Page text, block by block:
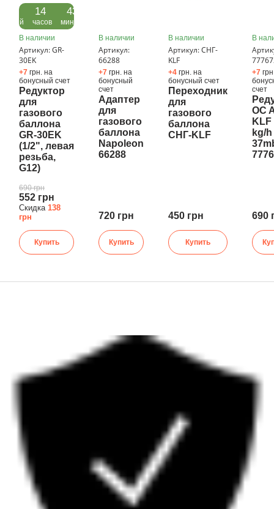
05
дней
14
часов
43
минуты
В наличии
Артикул: GR-
30EK
+7грн. на
бонусный счет
Редуктор
для
газового
баллона
GR-30EK
(1/2", левая
резьба,
G12)
690 грн
552 грн
Скидка138
грн
Купить
В наличии
Артикул:
66288
+7грн. на
бонусный
счет
Адаптер
для
газового
баллона
Napoleon
66288
720 грн
Купить
В наличии
Артикул: СНГ-
KLF
+4грн. на
бонусный счет
Переходник
для
газового
баллона
СНГ-KLF
450 грн
Купить
В
+7
счет
OC
KLF
kg/h
690